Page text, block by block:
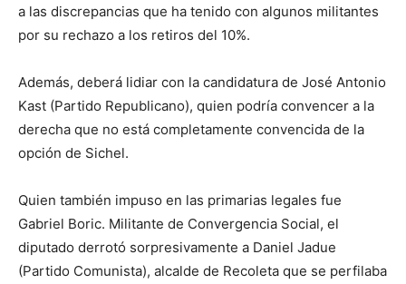
a las discrepancias que ha tenido con algunos militantes
por su rechazo a los retiros del 10%.
Además, deberá lidiar con la candidatura de José Antonio
Kast (Partido Republicano), quien podría convencer a la
derecha que no está completamente convencida de la
opción de Sichel.
Quien también impuso en las primarias legales fue
Gabriel Boric. Militante de Convergencia Social, el
diputado derrotó sorpresivamente a Daniel Jadue
(Partido Comunista), alcalde de Recoleta que se perfilaba